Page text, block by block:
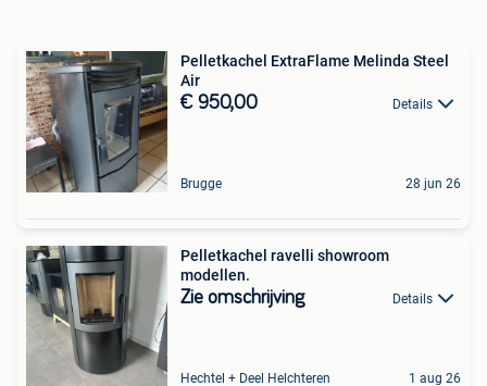
Pelletkachel ExtraFlame Melinda Steel
Air
€ 950,00 Details
Brugge 28 jun 26
Pelletkachel ravelli showroom
modellen.
Zie omschrijving Details
Hechtel + Deel Helchteren 1 aug 26